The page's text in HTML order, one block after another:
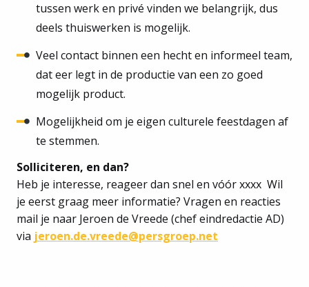
tussen werk en privé vinden we belangrijk, dus
deels thuiswerken is mogelijk.
Veel contact binnen een hecht en informeel team,
dat eer legt in de productie van een zo goed
mogelijk product.
Mogelijkheid om je eigen culturele feestdagen af
te stemmen.
Solliciteren, en dan?
Heb je interesse, reageer dan snel en vóór xxxx Wil
je eerst graag meer informatie? Vragen en reacties
mail je naar Jeroen de Vreede (chef eindredactie AD)
via jeroen.de.vreede@persgroep.net